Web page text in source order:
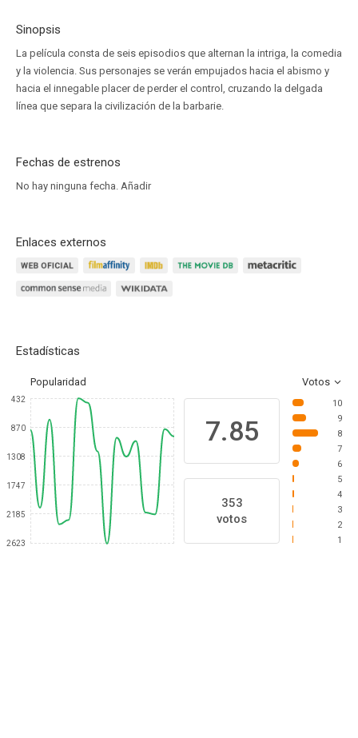
Sinopsis
La película consta de seis episodios que alternan la intriga, la comedia
y la violencia. Sus personajes se verán empujados hacia el abismo y
hacia el innegable placer de perder el control, cruzando la delgada
línea que separa la civilización de la barbarie.
Fechas de estrenos
No hay ninguna fecha. Añadir
Enlaces externos
Estadísticas
Popularidad Votos
432
870
1308
1747
2185
2623
7.85
353
votos
10
9
8
7
6
5
4
3
2
1